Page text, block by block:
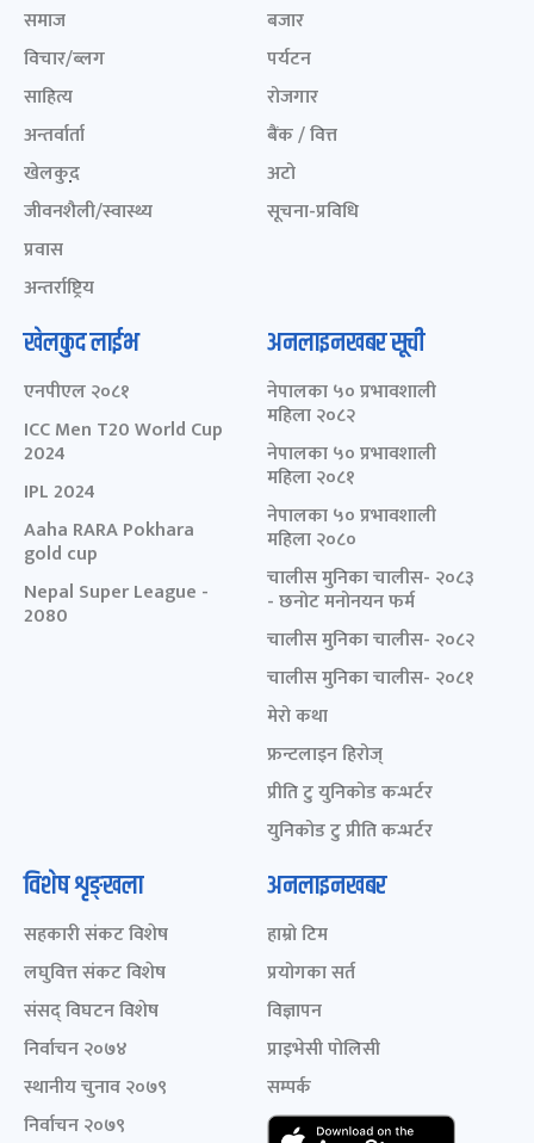
समाज
विचार/ब्लग
साहित्य
अन्तर्वार्ता
खेलकुद़़
जीवनशैली/स्वास्थ्य
प्रवास
अन्तर्राष्ट्रिय
बजार
पर्यटन
रोजगार
बैंक / वित्त
अटो
सूचना-प्रविधि
खेलकुद लाईभ
एनपीएल २०८१
ICC Men T20 World Cup
2024
IPL 2024
Aaha RARA Pokhara
gold cup
Nepal Super League -
2080
अनलाइनखबर सूची
नेपालका ५० प्रभावशाली
महिला २०८२
नेपालका ५० प्रभावशाली
महिला २०८१
नेपालका ५० प्रभावशाली
महिला २०८०
चालीस मुनिका चालीस- २०८३
- छनोट मनोनयन फर्म
चालीस मुनिका चालीस- २०८२
चालीस मुनिका चालीस- २०८१
मेरो कथा
फ्रन्टलाइन हिरोज्
प्रीति टु युनिकोड कन्भर्टर
युनिकोड टु प्रीति कन्भर्टर
विशेष शृङ्खला
सहकारी संकट विशेष
लघुवित्त संकट विशेष
संसद् विघटन विशेष
निर्वाचन २०७४
स्थानीय चुनाव २०७९
निर्वाचन २०७९
अनलाइनखबर
हाम्रो टिम
प्रयोगका सर्त
विज्ञापन
प्राइभेसी पोलिसी
सम्पर्क